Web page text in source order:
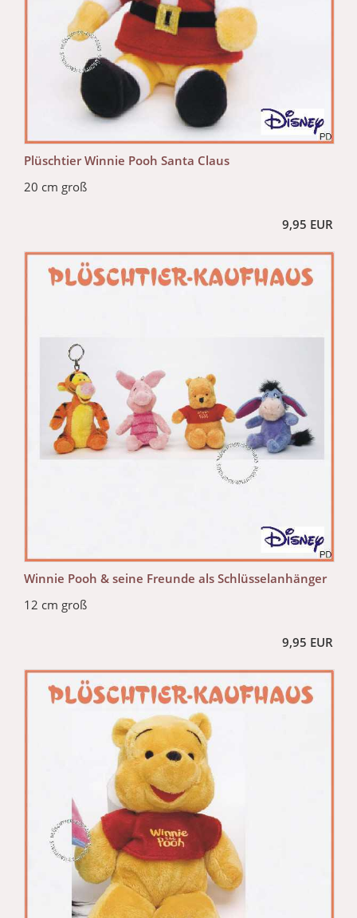
Plüschtier Winnie Pooh Santa Claus
20 cm groß
9,95 EUR
Winnie Pooh & seine Freunde als Schlüsselanhänger
12 cm groß
9,95 EUR